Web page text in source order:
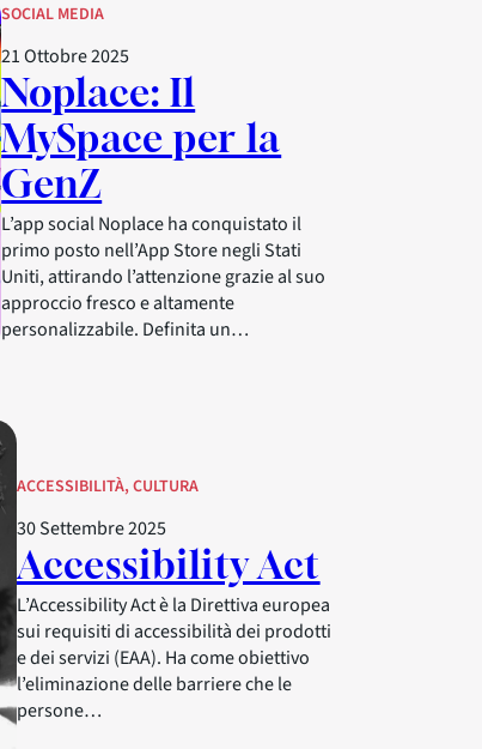
SOCIAL MEDIA
21 Ottobre 2025
Noplace: Il
MySpace per la
GenZ
L’app social Noplace ha conquistato il
primo posto nell’App Store negli Stati
Uniti, attirando l’attenzione grazie al suo
approccio fresco e altamente
personalizzabile. Definita un…
ACCESSIBILITÀ, CULTURA
30 Settembre 2025
Accessibility Act
L’Accessibility Act è la Direttiva europea
sui requisiti di accessibilità dei prodotti
e dei servizi (EAA). Ha come obiettivo
l’eliminazione delle barriere che le
persone…